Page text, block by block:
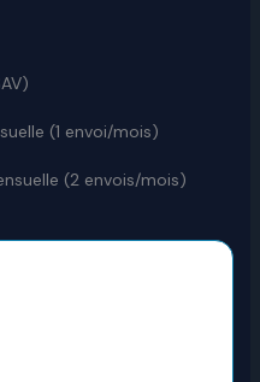
(1 envoi/mois)
(2 envois/mois)